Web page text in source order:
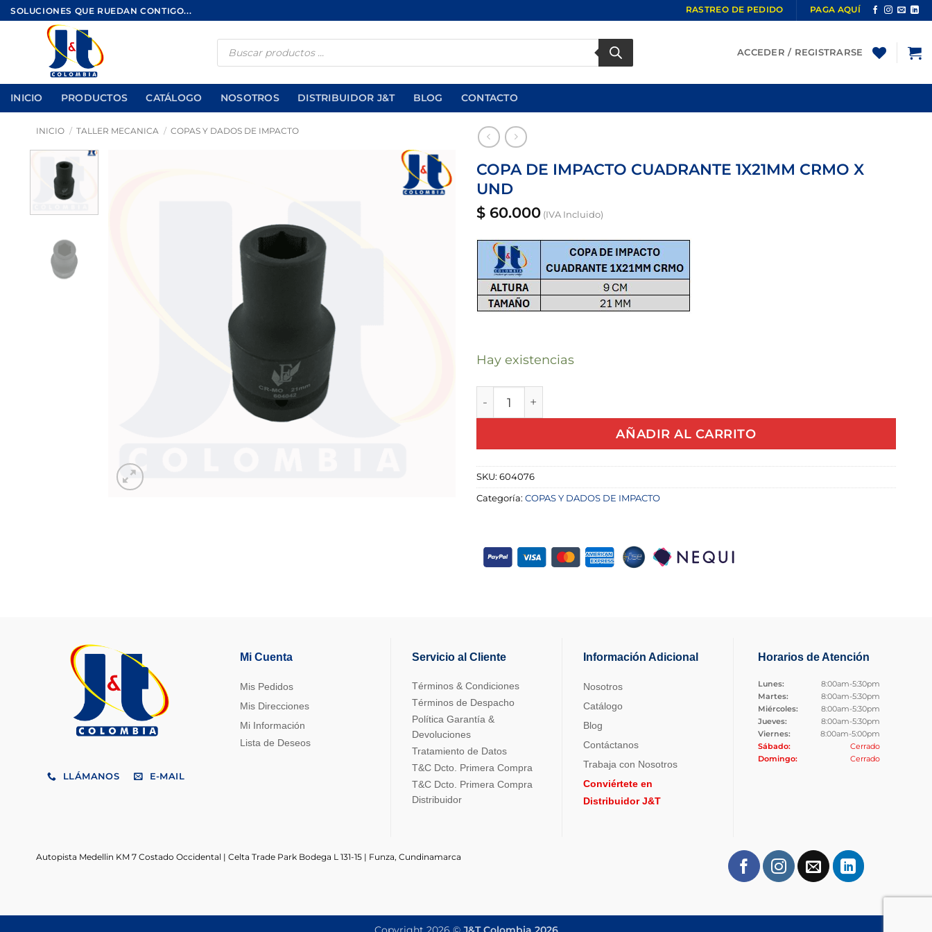
Saltar
al
contenido
SOLUCIONES QUE RUEDAN CONTIGO... RASTREO DE PEDIDO PAGA AQUÍ
Búsqueda
ACCEDER / REGISTRARSE
INICIO PRODUCTOS CATÁLOGO NOSOTROS DISTRIBUIDOR J&T BLOG CONTACTO
INICIO / TALLER MECANICA / COPAS Y DADOS DE IMPACTO
Añadir
COPA DE IMPACTO CUADRANTE 1X21MM CRMO X
UND
$ 60.000 (IVA Incluido)
Hay existencias
COPA DE IMPACTO CUADRANTE 1X21MM CRMO X UND cantidad
AÑADIR AL CARRITO
SKU: 604076
Categoría: COPAS Y DADOS DE IMPACTO
LLÁMANOS E-MAIL
Mi Cuenta
Mis Pedidos
Mis Direcciones
Mi Información
Lista de Deseos
Servicio al Cliente
Términos & Condiciones
Términos de Despacho
Política Garantía &
Devoluciones
Tratamiento de Datos
T&C Dcto. Primera Compra
T&C Dcto. Primera Compra
Distribuidor
Información Adicional
Nosotros
Catálogo
Blog
Contáctanos
Trabaja con Nosotros
Conviértete en
Distribuidor J&T
Horarios de Atención
Lunes:
8:00am-5:30pm
Martes:
8:00am-5:30pm
Miércoles:
8:00am-5:30pm
Jueves:
8:00am-5:30pm
Viernes:
8:00am-5:00pm
Sábado:
Cerrado
Domingo:
Cerrado
Autopista Medellin KM 7 Costado Occidental | Celta Trade Park Bodega L 131-15 | Funza, Cundinamarca